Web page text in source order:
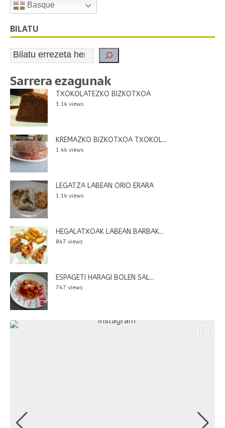
Basque
BILATU
Sarrera ezagunak
TXOKOLATEZKO BIZKOTXOA
3.1k views
KREMAZKO BIZKOTXOA TXOKOL...
1.4k views
LEGATZA LABEAN ORIO ERARA
1.1k views
HEGALATXOAK LABEAN BARBAK...
847 views
ESPAGETI HARAGI BOLEN SAL...
747 views